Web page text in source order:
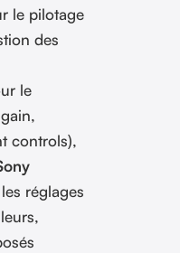
le pilotage
des
le
controls),
réglages